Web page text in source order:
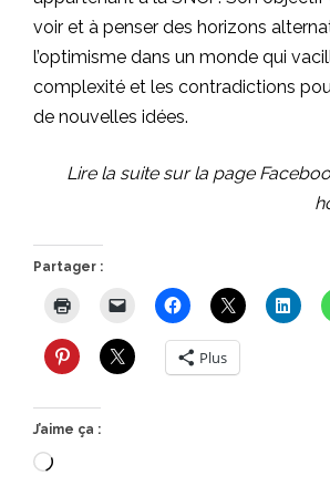
voir et à penser des horizons
l’optimisme dans un monde qui
complexité et les contradictions
de nouvelles idées.
Lire la suite sur la page
Partager :
Plus
J’aime ça :
Chargement…